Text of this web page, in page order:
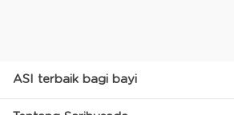
ASI terbaik bagi bayi